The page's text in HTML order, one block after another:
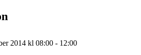
2014 kl 08:00 - 12:00